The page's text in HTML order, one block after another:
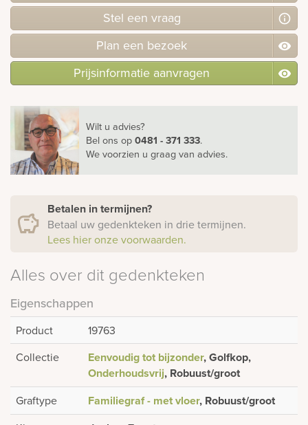
Stel een vraag
Plan een bezoek
Prijsinformatie aanvragen
Wilt u advies?
Bel ons op0481 - 371 333.
We voorzien u graag van advies.
Betalen in termijnen?
Betaal uw gedenkteken in drie termijnen.
Lees hier onze voorwaarden.
Alles over dit gedenkteken
Eigenschappen
Product
19763
Collectie
Eenvoudig tot bijzonder, Golfkop,
Onderhoudsvrij, Robuust/groot
Graftype Familiegraf - met vloer, Robuust/groot